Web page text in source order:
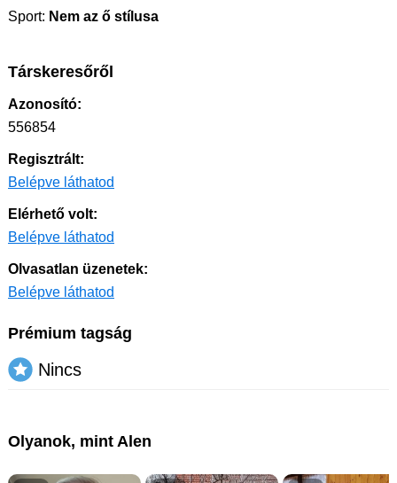
Sport: Nem az ő stílusa
Társkeresőről
Azonosító:
556854
Regisztrált:
Belépve láthatod
Elérhető volt:
Belépve láthatod
Olvasatlan üzenetek:
Belépve láthatod
Prémium tagság
Nincs
Olyanok, mint Alen